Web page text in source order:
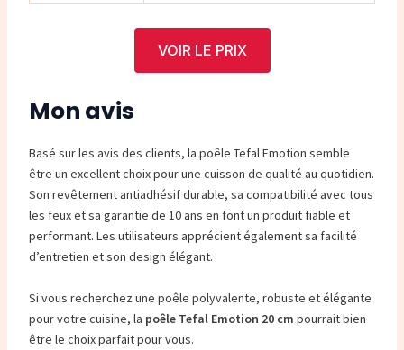
VOIR LE PRIX
Mon avis
Basé sur les avis des clients, la poêle Tefal Emotion semble
être un excellent choix pour une cuisson de qualité au quotidien.
Son revêtement antiadhésif durable, sa compatibilité avec tous
les feux et sa garantie de 10 ans en font un produit fiable et
performant. Les utilisateurs apprécient également sa facilité
d’entretien et son design élégant.
Si vous recherchez une poêle polyvalente, robuste et élégante
pour votre cuisine, la poêle Tefal Emotion 20 cm pourrait bien
être le choix parfait pour vous.